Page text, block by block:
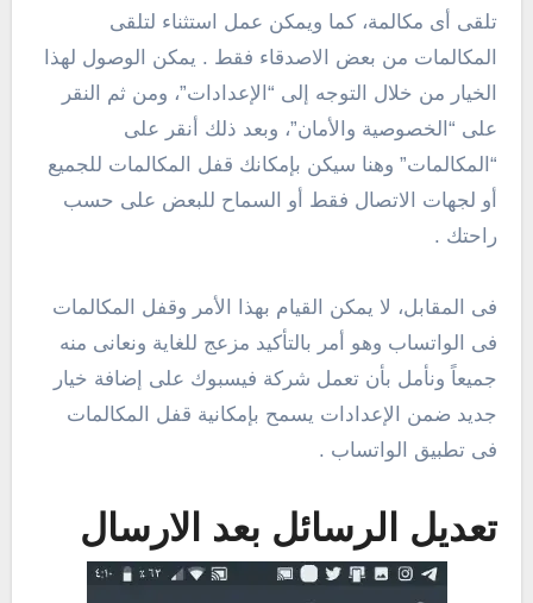
تلقى أى مكالمة، كما ويمكن عمل استثناء لتلقى
المكالمات من بعض الاصدقاء فقط . يمكن الوصول لهذا
الخيار من خلال التوجه إلى “الإعدادات”، ومن ثم النقر
على “الخصوصية والأمان”، وبعد ذلك أنقر على
“المكالمات” وهنا سيكن بإمكانك قفل المكالمات للجميع
أو لجهات الاتصال فقط أو السماح للبعض على حسب
راحتك .
فى المقابل، لا يمكن القيام بهذا الأمر وقفل المكالمات
فى الواتساب وهو أمر بالتأكيد مزعج للغاية ونعانى منه
جميعاً ونأمل بأن تعمل شركة فيسبوك على إضافة خيار
جديد ضمن الإعدادات يسمح بإمكانية قفل المكالمات
فى تطبيق الواتساب .
تعديل الرسائل بعد الارسال